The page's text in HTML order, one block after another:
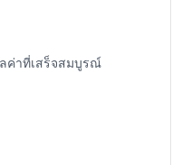
ค่าที่เสร็จสมบูรณ์